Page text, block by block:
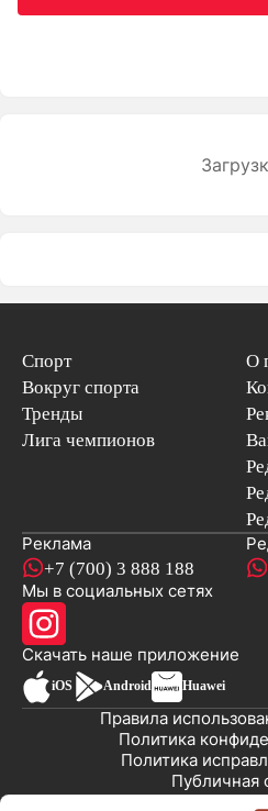
Спорт
Вокруг спорта
Тренды
Лига чемпионов
О
Реклама
+7 (700) 3 888 188
Мы в социальных сетях
Скачать наше приложение
iOS Android Huawei
Публичная
Политика
Политика
Правила